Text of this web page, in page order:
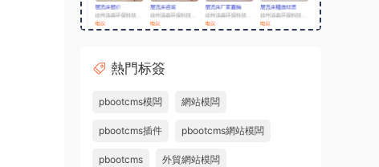
熱門标簽
pbootcms模闆 網站模闆
pbootcms插件 pbootcms網站模闆
pbootcms 外貿網站模闆